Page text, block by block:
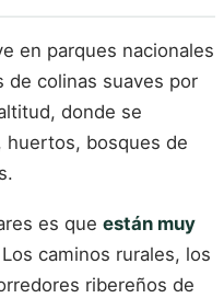
en parques nacionales
de colinas suaves por
donde se
huertos, bosques de
es que están muy
caminos rurales, los
ribereños de